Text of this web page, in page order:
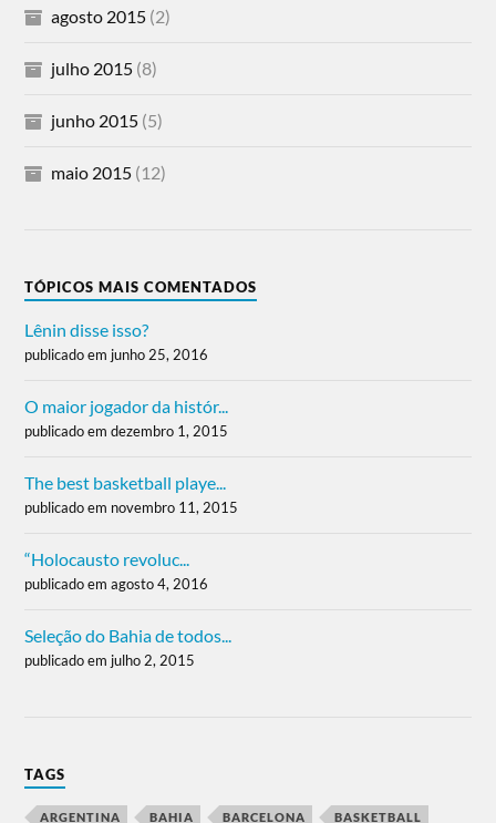
agosto 2015 (2)
julho 2015 (8)
junho 2015 (5)
maio 2015 (12)
TÓPICOS MAIS COMENTADOS
Lênin disse isso?
publicado em junho 25, 2016
O maior jogador da histór...
publicado em dezembro 1, 2015
The best basketball playe...
publicado em novembro 11, 2015
“Holocausto revoluc...
publicado em agosto 4, 2016
Seleção do Bahia de todos...
publicado em julho 2, 2015
TAGS
ARGENTINA BAHIA BARCELONA BASKETBALL